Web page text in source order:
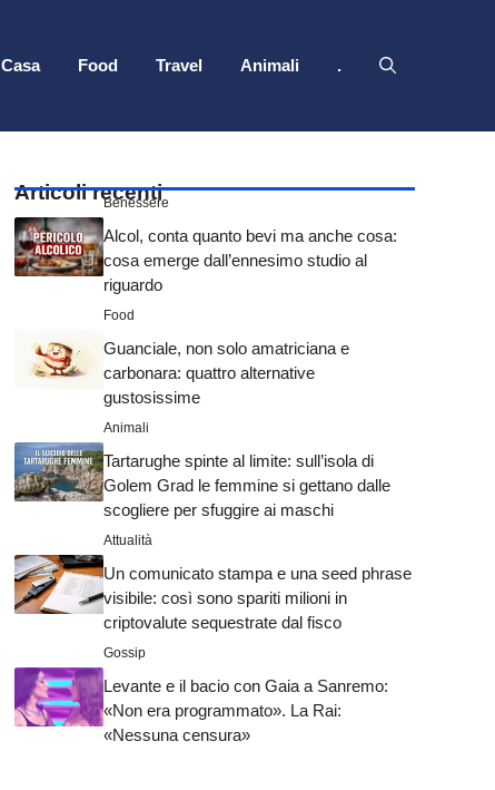
Casa Food Travel Animali .
Articoli recenti
Benessere
Alcol, conta quanto bevi ma anche cosa:
cosa emerge dall’ennesimo studio al
riguardo
Food
Guanciale, non solo amatriciana e
carbonara: quattro alternative
gustosissime
Animali
Tartarughe spinte al limite: sull’isola di
Golem Grad le femmine si gettano dalle
scogliere per sfuggire ai maschi
Attualità
Un comunicato stampa e una seed phrase
visibile: così sono spariti milioni in
criptovalute sequestrate dal fisco
Gossip
Levante e il bacio con Gaia a Sanremo:
«Non era programmato». La Rai:
«Nessuna censura»